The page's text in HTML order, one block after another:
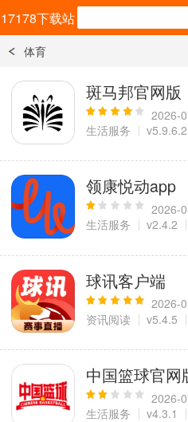
17178下载站
效率办公
5千+款应用
生活服
1万+
社交通讯
3千+款应用
资讯
3千+款
教育学习
拍照
金融理财
2百+款应用
实用
1万+款
体育
斑马邦官网版
2026-
生活服务
v5.9.6.2
领康悦动app
2026-
生活服务
v2.4.2
球讯客户端
2026-
资讯阅读
v5.4.5
中国篮球官网
2026-
生活服务
v4.3.1